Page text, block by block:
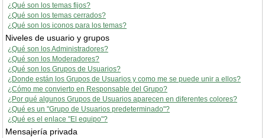
¿Qué son los temas fijos?
¿Qué son los temas cerrados?
¿Qué son los iconos para los temas?
Niveles de usuario y grupos
¿Qué son los Administradores?
¿Qué son los Moderadores?
¿Qué son los Grupos de Usuarios?
¿Donde están los Grupos de Usuarios y como me se puede unir a ellos?
¿Cómo me convierto en Responsable del Grupo?
¿Por qué algunos Grupos de Usuarios aparecen en diferentes colores?
¿Qué es un "Grupo de Usuarios predeterminado"?
¿Qué es el enlace "El equipo"?
Mensajería privada